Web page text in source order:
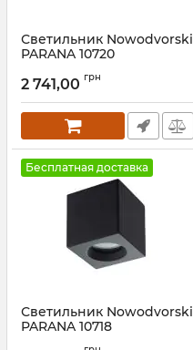
Светильник Nowodvorski
PARANA 10720
2 741,00 грн
Бесплатная доставка
Светильник Nowodvorski
PARANA 10718